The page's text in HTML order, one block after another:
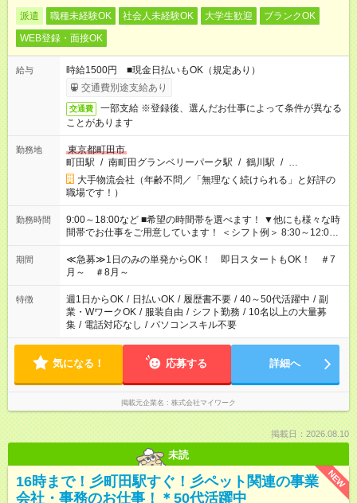
派遣 職種未経験OK 社会人未経験OK 大学生歓迎
ブランクOK
WEB登録・面接OK
給与
時給1500円 ■現金日払いもOK（規定あり）
交通費別途支給あり
交通費
一部支給 ※登録後、選んだお仕事によって条件が異なる
ことがあります
勤務地
東京都町田市
町田駅 / 南町田グランベリーパーク駅 / 鶴川駅 / …
大手物流会社（年齢不問／「無理なく続けられる」と好評の
職場です！）
勤務時間
9:00～18:00など ■希望の時間帯を選べます！ ▼他にも様々な時
間帯でお仕事をご用意しています！ ＜シフト例＞ 8:30～12:00
17:00～22:00 13:00～22:00 22:00～翌6:00 など
期間
≪急募≫1日のみの単発からOK！ 即日スタートもOK！ ＃7
月～ ＃8月～
特徴 週1日からOK / 日払いOK / 履歴書不要 / 40～50代活躍中 / 副
業・WワークOK / 服装自由 / シフト勤務 / 10名以上の大量募
集 / 電話対応なし / パソコンスキル不要
気になる！ 応募する 詳細へ
掲載元企業名 株式会社マイワーク
掲載日：2026.08.10
未読
NEW
16時まで！彡町田駅すぐ！彡ペット関連の事業
会社・事務のお仕事！＊50代活躍中